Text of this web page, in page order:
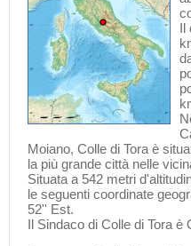
Il
Moiano, Colle di Tora è
la più grande città nelle
Situata a 542 metri
le seguenti coordinate
52'' Est.
Il Sindaco di Colle di Tora è